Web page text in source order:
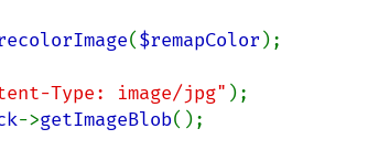
($remapColor );
Type: image/jpg" );
->getImageBlob();